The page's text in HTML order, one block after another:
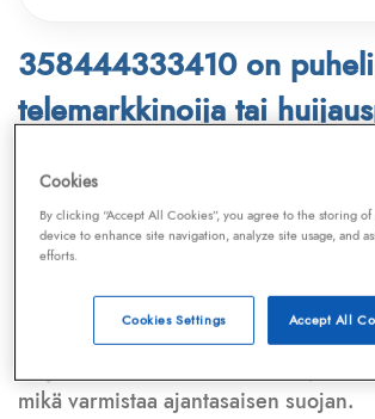
358444333410 on
telemarkkinoija tai
Puhelinnumero
Telemarkkinointiliiton jaKilpi-
tietokannasta, joka kattaa satoja
Lisäksi tunnistamme automaattisesti,
puhelinhuijarin numero,
huijausviesti. Tietokantaamme
mikä varmistaa ajantasaisen suojan.
Cookies
By clicking “Accept All Cookies”, you agree to the storing
device to enhance site navigation, analyze site usage, and
efforts.
Accept All
Cookies Settings